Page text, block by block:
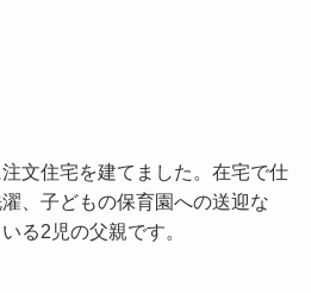
文住宅を建てました。在宅で仕
、子どもの保育園への送迎な
る2児の父親です。